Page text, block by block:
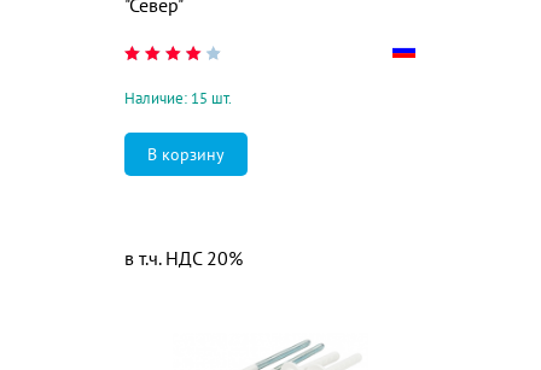
"Север"
Наличие: 15 шт.
в т.ч. НДС 20%